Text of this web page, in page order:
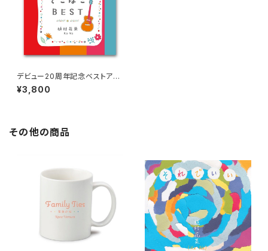
デビュー20周年記念ベストアル
バム 「でこぼこBEST」
¥3,800
その他の商品